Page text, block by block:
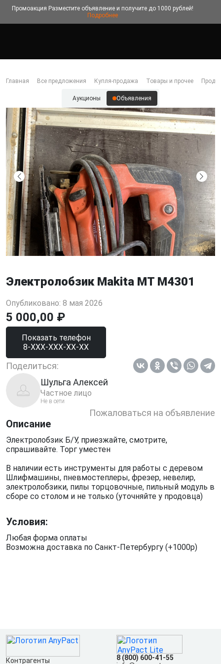
Промоакция Разместите объявление и получите до 1000 рублей!
Подробнее
Главная Все предложения Купля-продажа Товары и прочее
Аукционы Объявления
Электролобзик Makita MT M4301
Опубликовано: 8 мая 2026
5 000,00 ₽
Показать телефон
8-XXX-XXX-XX-XX
Поделиться:
Шульга Алексей
Частное лицо
Не в сети
Пожаловаться на объявление
Описание
Электролобзик Б/У, приезжайте, смотрите,
спрашивайте. Торг уместен
В наличии есть инструменты для работы с деревом
Шлифмашины, пневмостеплеры, фрезер, невелир,
электролобзики, пилы торцовочные, пильный модуль в
сборе со столом и не только (уточняйте у продовца)
Условия:
Любая форма оплаты
Возможна доставка по Санкт-Петербургу (+1000р)
Контрагенты
8 (800) 600-41-55